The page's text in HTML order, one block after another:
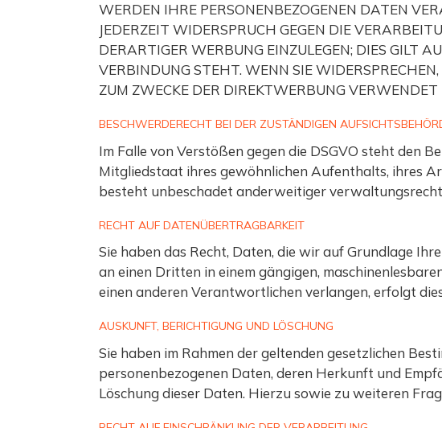
WERDEN IHRE PERSONENBEZOGENEN DATEN
JEDERZEIT WIDERSPRUCH GEGEN DIE
DERARTIGER WERBUNG EINZULEGEN; DIES GILT
VERBINDUNG STEHT. WENN SIE
ZUM ZWECKE DER DIREKTWERBUNG
BESCHWERDE­RECHT BEI DER ZUSTÄNDIGEN
Im Falle von Verstößen gegen die DSGVO steht den
Mitgliedstaat ihres gewöhnlichen Aufenthalts, ihres
besteht unbeschadet anderweitiger
RECHT AUF DATEN­ÜBERTRAG­BARKEIT
Sie haben das Recht, Daten, die wir auf Grundlage
an einen Dritten in einem gängigen,
einen anderen Verantwortlichen verlangen, erfolgt
AUSKUNFT, BERICHTIGUNG UND LÖSCHUNG
Sie haben im Rahmen der geltenden gesetzlichen
personenbezogenen Daten, deren Herkunft und
Löschung dieser Daten. Hierzu sowie zu weiteren